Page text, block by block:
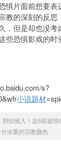
惧片面前想要表
教的深刻的反思
，但是却也没考
些恐惧影戏的时
s?
小说题材
胆怯慎入！这6部超
浓重的宗教颜色